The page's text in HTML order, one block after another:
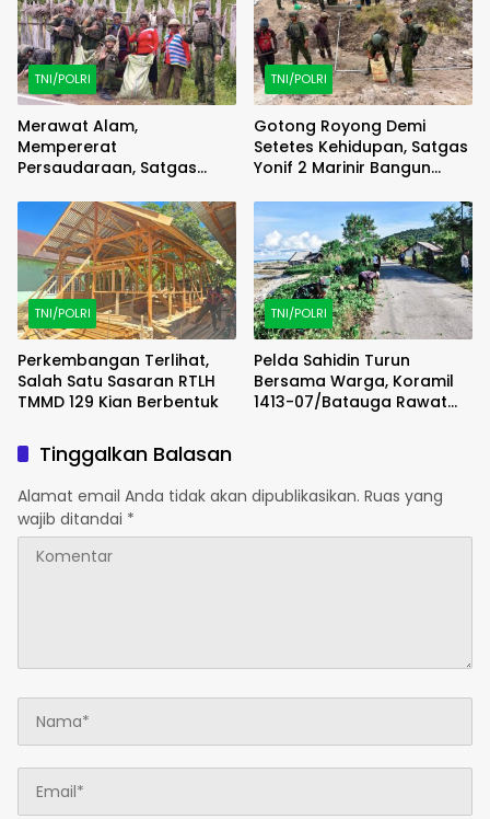
TNI/POLRI
Merawat Alam,
Mempererat
Persaudaraan, Satgas
Enarotali Wujudkan Paniai
Bersih, Indonesia Asri
TNI/POLRI
Gotong Royong Demi
Setetes Kehidupan, Satgas
Yonif 2 Marinir Bangun
Masyarakat Pasir Putih
TNI/POLRI
Perkembangan Terlihat,
Salah Satu Sasaran RTLH
TMMD 129 Kian Berbentuk
TNI/POLRI
Pelda Sahidin Turun
Bersama Warga, Koramil
1413-07/Batauga Rawat
Tinggalkan Balasan
Alamat email Anda tidak akan dipublikasikan. Ruas yang
wajib ditandai *